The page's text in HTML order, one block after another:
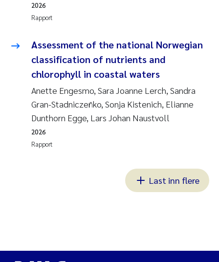
Rapport
2026
Assessment of the national Norwegian
classification of nutrients and
chlorophyll in coastal waters
Anette Engesmo, Sara Joanne Lerch, Sandra
Gran-Stadniczeñko, Sonja Kistenich, Elianne
Dunthorn Egge, Lars Johan Naustvoll
Rapport
2026
Last inn flere